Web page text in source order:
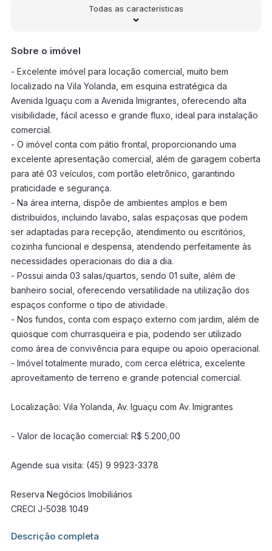
Todas as características
Sobre o imóvel
- Excelente imóvel para locação comercial, muito bem
localizado na Vila Yolanda, em esquina estratégica da
Avenida Iguaçu com a Avenida Imigrantes, oferecendo alta
visibilidade, fácil acesso e grande fluxo, ideal para instalação
comercial.
- O imóvel conta com pátio frontal, proporcionando uma
excelente apresentação comercial, além de garagem coberta
para até 03 veículos, com portão eletrônico, garantindo
praticidade e segurança.
- Na área interna, dispõe de ambientes amplos e bem
distribuídos, incluindo lavabo, salas espaçosas que podem
ser adaptadas para recepção, atendimento ou escritórios,
cozinha funcional e despensa, atendendo perfeitamente às
necessidades operacionais do dia a dia.
- Possui ainda 03 salas/quartos, sendo 01 suíte, além de
banheiro social, oferecendo versatilidade na utilização dos
espaços conforme o tipo de atividade.
- Nos fundos, conta com espaço externo com jardim, além de
quiosque com churrasqueira e pia, podendo ser utilizado
como área de convivência para equipe ou apoio operacional.
- Imóvel totalmente murado, com cerca elétrica, excelente
aproveitamento de terreno e grande potencial comercial.
Localização: Vila Yolanda, Av. Iguaçu com Av. Imigrantes
- Valor de locação comercial: R$ 5.200,00
Agende sua visita: (45) 9 9923-3378
Reserva Negócios Imobiliários
CRECI J-5038 1049
Informações adicionais sobre este imóvel estarão disponíveis
Descrição completa